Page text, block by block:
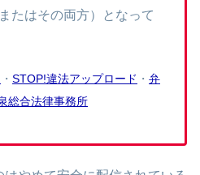
またはその両方）となって
・ STOP!違法アップロード ・ 弁
総合法律事務所